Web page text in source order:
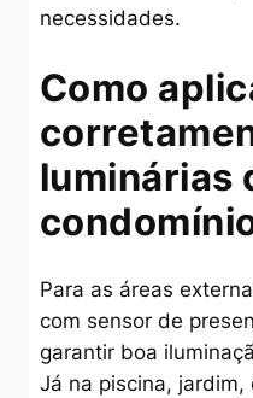
necessidades.
Como
luminárias
Para as áreas
com sensor de
garantir boa
Já na piscina, jardim,